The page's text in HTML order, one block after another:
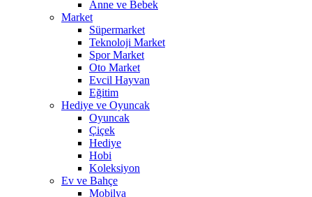
Anne ve Bebek
Market
Süpermarket
Teknoloji Market
Spor Market
Oto Market
Evcil Hayvan
Eğitim
Hediye ve Oyuncak
Oyuncak
Çiçek
Hediye
Hobi
Koleksiyon
Ev ve Bahçe
Mobilya